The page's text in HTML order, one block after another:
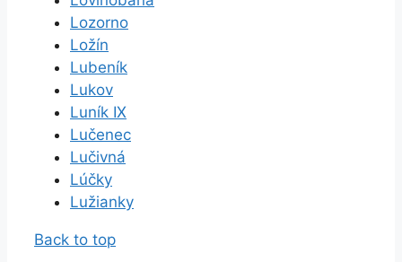
Lozorno
Ložín
Lubeník
Lukov
Luník IX
Lučenec
Lučivná
Lúčky
Lužianky
Back to top